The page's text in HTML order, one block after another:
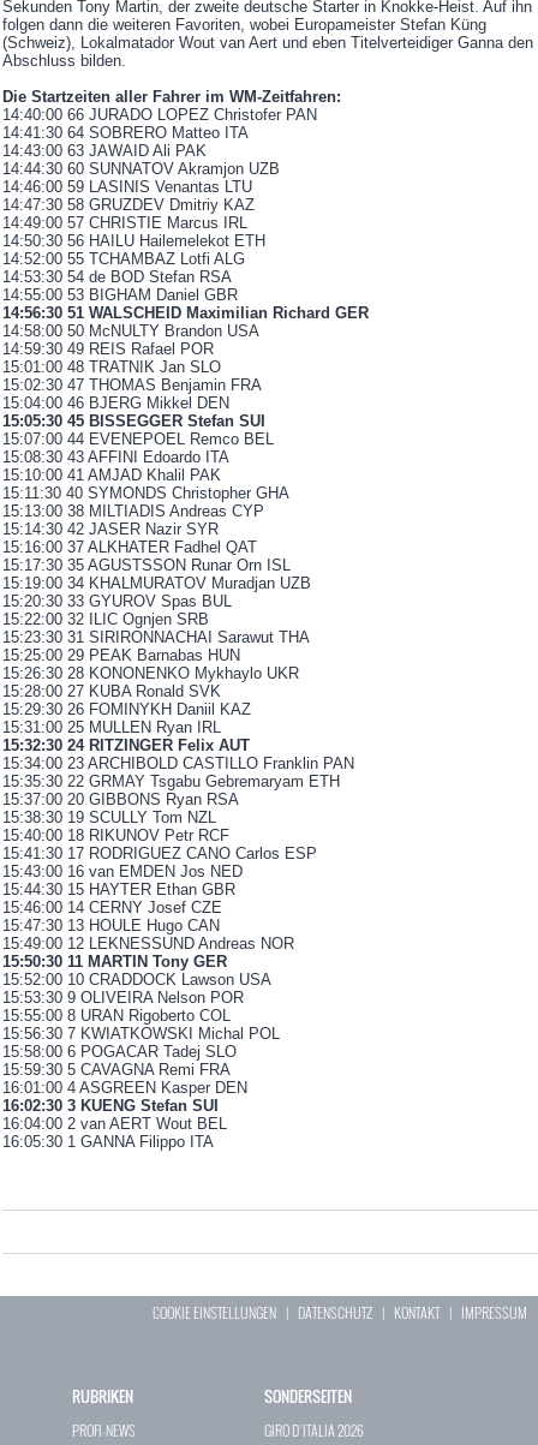
Sekunden Tony Martin, der zweite deutsche Starter in Knokke-Heist. Auf ihn
folgen dann die weiteren Favoriten, wobei Europameister Stefan Küng
(Schweiz), Lokalmatador Wout van Aert und eben Titelverteidiger Ganna den
Abschluss bilden.
Die Startzeiten aller Fahrer im WM-Zeitfahren:
14:40:00 66 JURADO LOPEZ Christofer PAN
14:41:30 64 SOBRERO Matteo ITA
14:43:00 63 JAWAID Ali PAK
14:44:30 60 SUNNATOV Akramjon UZB
14:46:00 59 LASINIS Venantas LTU
14:47:30 58 GRUZDEV Dmitriy KAZ
14:49:00 57 CHRISTIE Marcus IRL
14:50:30 56 HAILU Hailemelekot ETH
14:52:00 55 TCHAMBAZ Lotfi ALG
14:53:30 54 de BOD Stefan RSA
14:55:00 53 BIGHAM Daniel GBR
14:56:30 51 WALSCHEID Maximilian Richard GER
14:58:00 50 McNULTY Brandon USA
14:59:30 49 REIS Rafael POR
15:01:00 48 TRATNIK Jan SLO
15:02:30 47 THOMAS Benjamin FRA
15:04:00 46 BJERG Mikkel DEN
15:05:30 45 BISSEGGER Stefan SUI
15:07:00 44 EVENEPOEL Remco BEL
15:08:30 43 AFFINI Edoardo ITA
15:10:00 41 AMJAD Khalil PAK
15:11:30 40 SYMONDS Christopher GHA
15:13:00 38 MILTIADIS Andreas CYP
15:14:30 42 JASER Nazir SYR
15:16:00 37 ALKHATER Fadhel QAT
15:17:30 35 AGUSTSSON Runar Orn ISL
15:19:00 34 KHALMURATOV Muradjan UZB
15:20:30 33 GYUROV Spas BUL
15:22:00 32 ILIC Ognjen SRB
15:23:30 31 SIRIRONNACHAI Sarawut THA
15:25:00 29 PEAK Barnabas HUN
15:26:30 28 KONONENKO Mykhaylo UKR
15:28:00 27 KUBA Ronald SVK
15:29:30 26 FOMINYKH Daniil KAZ
15:31:00 25 MULLEN Ryan IRL
15:32:30 24 RITZINGER Felix AUT
15:34:00 23 ARCHIBOLD CASTILLO Franklin PAN
15:35:30 22 GRMAY Tsgabu Gebremaryam ETH
15:37:00 20 GIBBONS Ryan RSA
15:38:30 19 SCULLY Tom NZL
15:40:00 18 RIKUNOV Petr RCF
15:41:30 17 RODRIGUEZ CANO Carlos ESP
15:43:00 16 van EMDEN Jos NED
15:44:30 15 HAYTER Ethan GBR
15:46:00 14 CERNY Josef CZE
15:47:30 13 HOULE Hugo CAN
15:49:00 12 LEKNESSUND Andreas NOR
15:50:30 11 MARTIN Tony GER
15:52:00 10 CRADDOCK Lawson USA
15:53:30 9 OLIVEIRA Nelson POR
15:55:00 8 URAN Rigoberto COL
15:56:30 7 KWIATKOWSKI Michal POL
15:58:00 6 POGACAR Tadej SLO
15:59:30 5 CAVAGNA Remi FRA
16:01:00 4 ASGREEN Kasper DEN
16:02:30 3 KUENG Stefan SUI
16:04:00 2 van AERT Wout BEL
16:05:30 1 GANNA Filippo ITA
COOKIE EINSTELLUNGEN | DATENSCHUTZ | KONTAKT| IMPRESSUM
RUBRIKEN
PROFI-NEWS
SONDERSEITEN
GIRO D`ITALIA 2026